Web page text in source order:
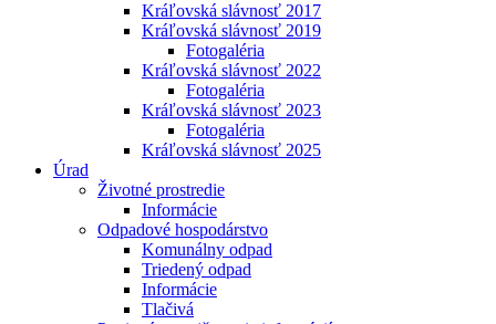
Kráľovská slávnosť 2017
Kráľovská slávnosť 2019
Fotogaléria
Kráľovská slávnosť 2022
Fotogaléria
Kráľovská slávnosť 2023
Fotogaléria
Kráľovská slávnosť 2025
Úrad
Životné prostredie
Informácie
Odpadové hospodárstvo
Komunálny odpad
Triedený odpad
Informácie
Tlačivá